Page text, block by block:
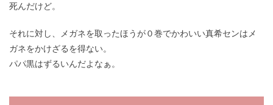
死んだけど。
それに対し、メガネを取ったほうが０巻でかわいい真希センはメ
ガネをかけざるを得ない。
パパ黒はずるいんだよなぁ。